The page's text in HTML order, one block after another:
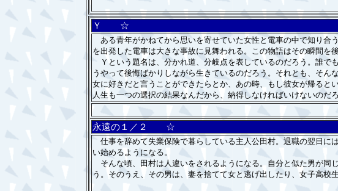
Ｙ ☆
ある青年がかねてから思いを寄せていた女性と電車の中で知り合
を出発した電車は大きな事故に見舞われる。この物語はその瞬間を
Ｙという題名は、分かれ道、分岐点を表しているのだろう。誰で
うやって後悔ばかりしながら生きているのだろう。それとも、そ
女に好きだと言うことができたらとか、あの時、もし彼女が帰る
人生も一つの選択の結果なんだから、納得しなければいけないのだ
永遠の１／２ ☆
仕事を辞めて失業保険で暮らしている主人公田村。退職の翌日に
い始めるようになる。
そんな頃、田村は人違いをされるようになる。自分と似た男が同
う。そのうえ、その男は、妻を捨てて女と逃げ出したり、女子高校